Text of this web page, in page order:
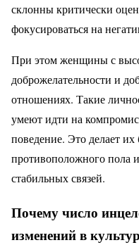
склонны критически
фокусироваться на
При этом женщины с
доброжелательности и
отношениях. Такие
умеют идти на
поведение. Это делает
противоположного пола
стабильных связей.
Почему число
изменений в